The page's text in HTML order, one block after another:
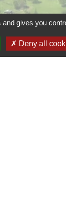
Liens
gives you
Deny all